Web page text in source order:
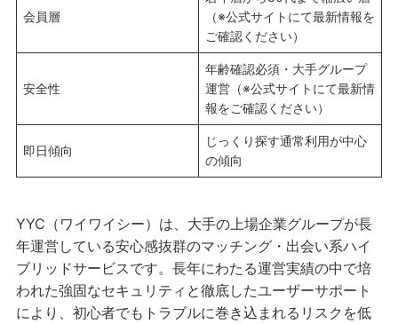
会員層
（※公式サイトにて最新情報を
ご確認ください）
安全性
年齢確認必須・大手グループ
運営（※公式サイトにて最新情
報をご確認ください）
即日傾向
じっくり探す通常利用が中心
の傾向
YYC（ワイワイシー）は、大手の上場企業グループが長
年運営している安心感抜群のマッチング・出会い系ハイ
ブリッドサービスです。長年にわたる運営実績の中で培
われた強固なセキュリティと徹底したユーザーサポート
により、初心者でもトラブルに巻き込まれるリスクを低